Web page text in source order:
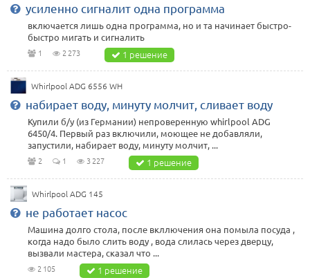
усиленно сигналит одна программа
включается лишь одна программа, но и та начинает быстро-
быстро мигать и сигналить
1 2 273 1 решение
Whirlpool ADG 6556 WH
набирает воду, минуту молчит, сливает воду
Купили б/у (из Германии) непроверенную whirlpool ADG
6450/4. Первый раз включили, моющее не добавляли,
запустили, набирает воду, минуту молчит, ...
2 1 3 227 1 решение
Whirlpool ADG 145
не работает насос
Машина долго стола, после вкллючения она помыла посуда ,
когда надо было слить воду , вода слилась через дверцу,
вызвали мастера, сказал что ...
2 105 1 решение